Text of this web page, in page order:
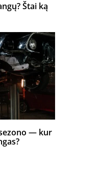
Štai ką
— kur